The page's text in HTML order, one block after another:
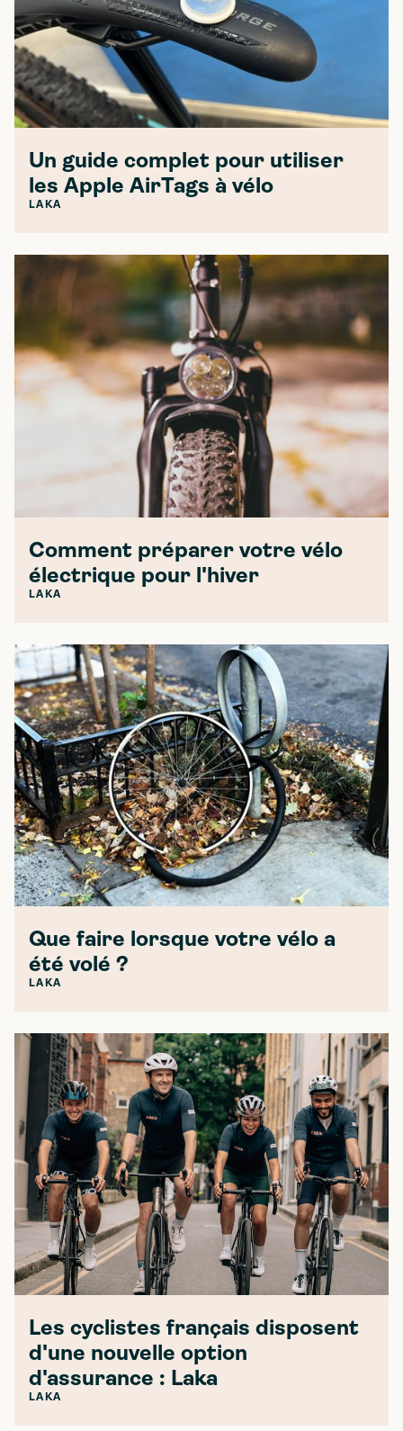
Un guide complet pour utiliser
les Apple AirTags à vélo
LAKA
Comment préparer votre vélo
électrique pour l'hiver
LAKA
Que faire lorsque votre vélo a
été volé ?
LAKA
Les cyclistes français disposent
d'une nouvelle option
d'assurance : Laka
LAKA